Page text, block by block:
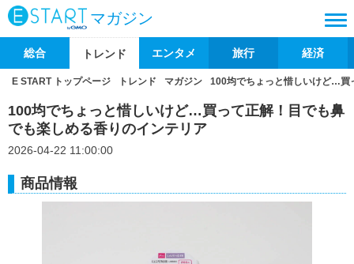
マガジン
総合 トレンド エンタメ 旅行 経済
E START トップページ トレンド マガジン 100均でちょっと惜しいけど…買
100均でちょっと惜しいけど…買って正解！目でも鼻
でも楽しめる香りのインテリア
2026-04-22 11:00:00
商品情報